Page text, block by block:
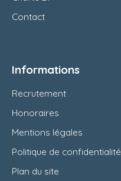
Contact
Informations
Recrutement
Honoraires
Mentions légales
Politique de confidentialité
Plan du site